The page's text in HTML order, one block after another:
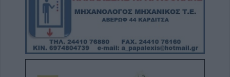
μνημόσυνο του Κωνσταντίνου
5 Αυγούστου 2026, 20:49
Εκδήλωση μνήμης για Χιροσίμα -
Ναγκασάκι και αντιιμπεριαλιστική